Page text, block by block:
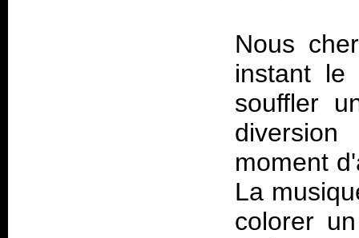
Nous
instant le
souffler
moment
La
colorer